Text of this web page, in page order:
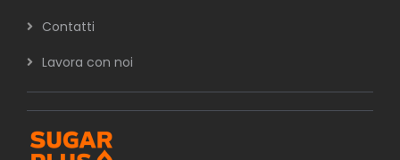
Contatti
Lavora con noi